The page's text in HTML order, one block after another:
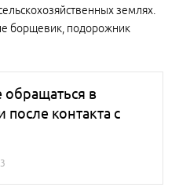
землях.
борщевик, подорожник
обращаться в
контакта с